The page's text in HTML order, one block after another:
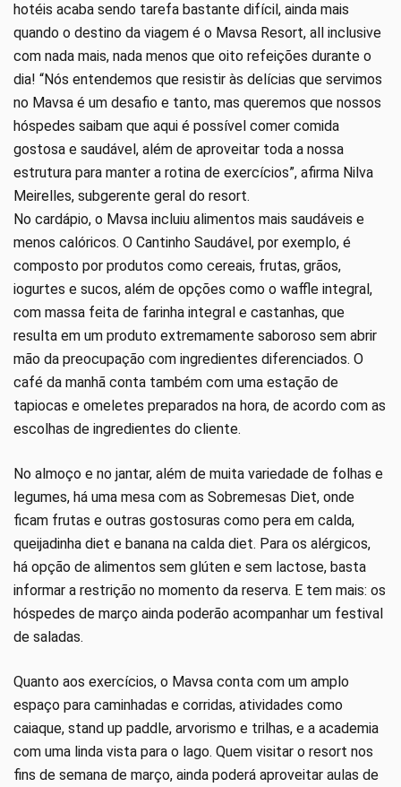
hotéis acaba sendo tarefa bastante difícil, ainda mais
quando o destino da viagem é o Mavsa Resort, all inclusive
com nada mais, nada menos que oito refeições durante o
dia! “Nós entendemos que resistir às delícias que servimos
no Mavsa é um desafio e tanto, mas queremos que nossos
hóspedes saibam que aqui é possível comer comida
gostosa e saudável, além de aproveitar toda a nossa
estrutura para manter a rotina de exercícios”, afirma Nilva
Meirelles, subgerente geral do resort.
No cardápio, o Mavsa incluiu alimentos mais saudáveis e
menos calóricos. O Cantinho Saudável, por exemplo, é
composto por produtos como cereais, frutas, grãos,
iogurtes e sucos, além de opções como o waffle integral,
com massa feita de farinha integral e castanhas, que
resulta em um produto extremamente saboroso sem abrir
mão da preocupação com ingredientes diferenciados. O
café da manhã conta também com uma estação de
tapiocas e omeletes preparados na hora, de acordo com as
escolhas de ingredientes do cliente.
No almoço e no jantar, além de muita variedade de folhas e
legumes, há uma mesa com as Sobremesas Diet, onde
ficam frutas e outras gostosuras como pera em calda,
queijadinha diet e banana na calda diet. Para os alérgicos,
há opção de alimentos sem glúten e sem lactose, basta
informar a restrição no momento da reserva. E tem mais: os
hóspedes de março ainda poderão acompanhar um festival
de saladas.
Quanto aos exercícios, o Mavsa conta com um amplo
espaço para caminhadas e corridas, atividades como
caiaque, stand up paddle, arvorismo e trilhas, e a academia
com uma linda vista para o lago. Quem visitar o resort nos
fins de semana de março, ainda poderá aproveitar aulas de